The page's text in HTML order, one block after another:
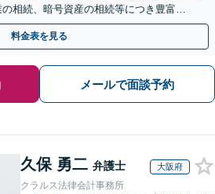
相続、暗号資産の相続等につき豊富な
完全個室対応】
料金表を見る
メールで面談予約
久保 勇二 弁護士 大阪府
クラルス法律会計事務所